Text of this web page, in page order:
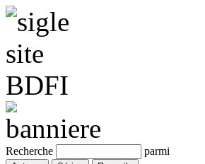
Recherche parmi